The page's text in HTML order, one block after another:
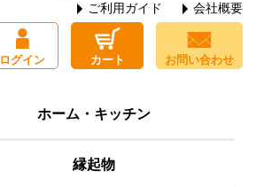
ご利用ガイド 会社概要
ログイン カート お問い合わせ
ホーム・キッチン
縁起物